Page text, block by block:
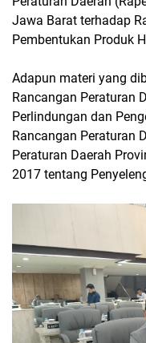
Jawa Barat terhadap
Pembentukan Produk
Adapun materi yang
Rancangan Peraturan
Perlindungan dan
Rancangan Peraturan
Peraturan Daerah
2017 tentang